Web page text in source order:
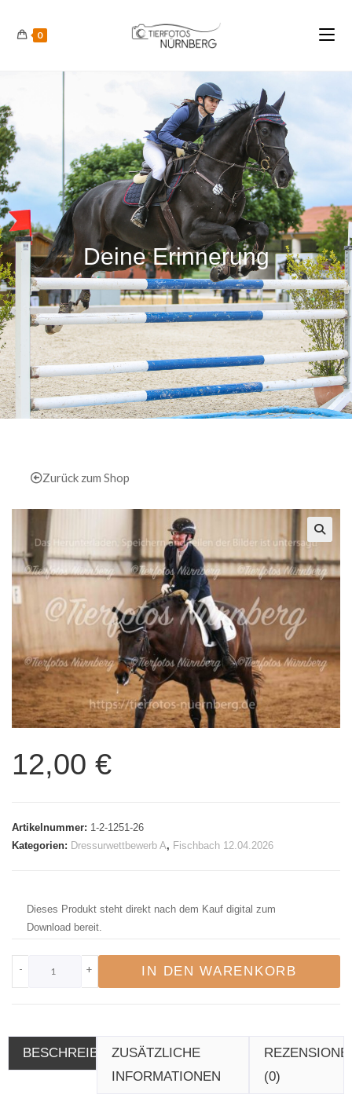
0
Deine Erinnerung
Zurück zum Shop
12,00 €
Artikelnummer: 1-2-1251-26
Kategorien: Dressurwettbewerb A, Fischbach 12.04.2026
Dieses Produkt steht direkt nach dem Kauf digital zum
Download bereit.
- + IN DEN WARENKORB
BESCHREIBUNGZUSÄTZLICHE
INFORMATIONEN
(0)